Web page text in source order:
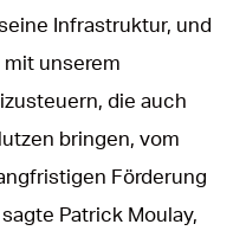
Infrastruktur, und
unserem
die auch
bringen, vom
Förderung
Patrick Moulay,